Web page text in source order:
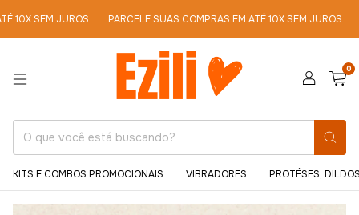
JUROS PARCELE SUAS COMPRAS EM ATÉ 10X SEM JUROS
0
KITS E COMBOS PROMOCIONAIS VIBRADORES PROTÉSES,